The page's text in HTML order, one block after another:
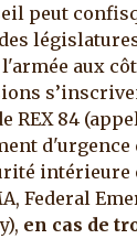
peut
aux
REX 84
intérieure
Federal
en cas de